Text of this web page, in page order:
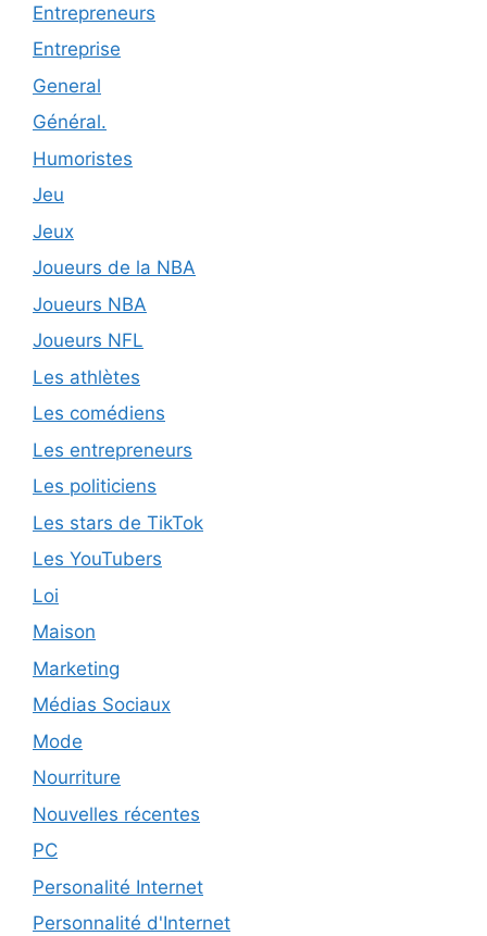
Entrepreneurs
Entreprise
General
Général.
Humoristes
Jeu
Jeux
Joueurs de la NBA
Joueurs NBA
Joueurs NFL
Les athlètes
Les comédiens
Les entrepreneurs
Les politiciens
Les stars de TikTok
Les YouTubers
Loi
Maison
Marketing
Médias Sociaux
Mode
Nourriture
Nouvelles récentes
PC
Personalité Internet
Personnalité d'Internet